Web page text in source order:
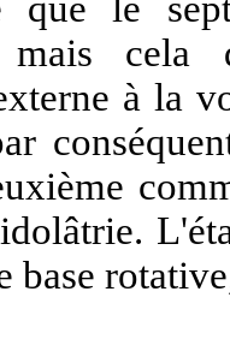
que le
mais
à la
base